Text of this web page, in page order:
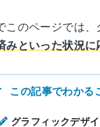
このページでは
みといった状況
この記事でわかる
グラフィックデザ